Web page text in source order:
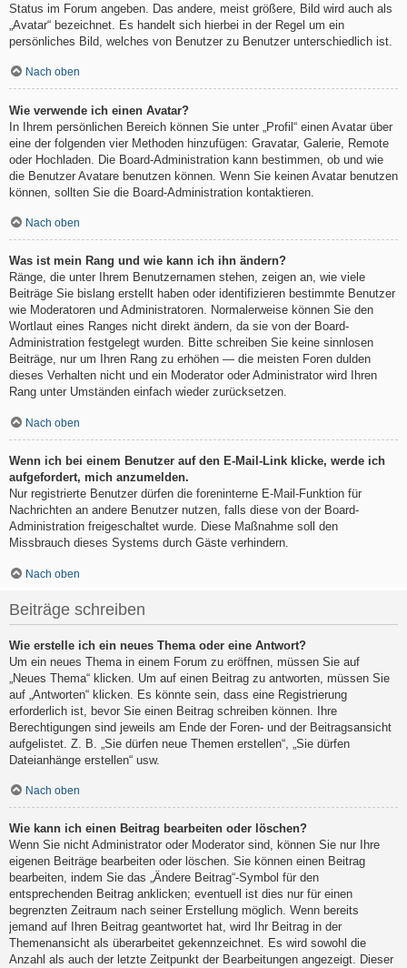
Status im Forum angeben. Das andere, meist größere, Bild wird auch als
„Avatar“ bezeichnet. Es handelt sich hierbei in der Regel um ein
persönliches Bild, welches von Benutzer zu Benutzer unterschiedlich ist.
Nach oben
Wie verwende ich einen Avatar?
In Ihrem persönlichen Bereich können Sie unter „Profil“ einen Avatar über
eine der folgenden vier Methoden hinzufügen: Gravatar, Galerie, Remote
oder Hochladen. Die Board-Administration kann bestimmen, ob und wie
die Benutzer Avatare benutzen können. Wenn Sie keinen Avatar benutzen
können, sollten Sie die Board-Administration kontaktieren.
Nach oben
Was ist mein Rang und wie kann ich ihn ändern?
Ränge, die unter Ihrem Benutzernamen stehen, zeigen an, wie viele
Beiträge Sie bislang erstellt haben oder identifizieren bestimmte Benutzer
wie Moderatoren und Administratoren. Normalerweise können Sie den
Wortlaut eines Ranges nicht direkt ändern, da sie von der Board-
Administration festgelegt wurden. Bitte schreiben Sie keine sinnlosen
Beiträge, nur um Ihren Rang zu erhöhen — die meisten Foren dulden
dieses Verhalten nicht und ein Moderator oder Administrator wird Ihren
Rang unter Umständen einfach wieder zurücksetzen.
Nach oben
Wenn ich bei einem Benutzer auf den E-Mail-Link klicke, werde ich
aufgefordert, mich anzumelden.
Nur registrierte Benutzer dürfen die foreninterne E-Mail-Funktion für
Nachrichten an andere Benutzer nutzen, falls diese von der Board-
Administration freigeschaltet wurde. Diese Maßnahme soll den
Missbrauch dieses Systems durch Gäste verhindern.
Nach oben
Beiträge schreiben
Wie erstelle ich ein neues Thema oder eine Antwort?
Um ein neues Thema in einem Forum zu eröffnen, müssen Sie auf
„Neues Thema“ klicken. Um auf einen Beitrag zu antworten, müssen Sie
auf „Antworten“ klicken. Es könnte sein, dass eine Registrierung
erforderlich ist, bevor Sie einen Beitrag schreiben können. Ihre
Berechtigungen sind jeweils am Ende der Foren- und der Beitragsansicht
aufgelistet. Z. B. „Sie dürfen neue Themen erstellen“, „Sie dürfen
Dateianhänge erstellen“ usw.
Nach oben
Wie kann ich einen Beitrag bearbeiten oder löschen?
Wenn Sie nicht Administrator oder Moderator sind, können Sie nur Ihre
eigenen Beiträge bearbeiten oder löschen. Sie können einen Beitrag
bearbeiten, indem Sie das „Ändere Beitrag“-Symbol für den
entsprechenden Beitrag anklicken; eventuell ist dies nur für einen
begrenzten Zeitraum nach seiner Erstellung möglich. Wenn bereits
jemand auf Ihren Beitrag geantwortet hat, wird Ihr Beitrag in der
Themenansicht als überarbeitet gekennzeichnet. Es wird sowohl die
Anzahl als auch der letzte Zeitpunkt der Bearbeitungen angezeigt. Dieser